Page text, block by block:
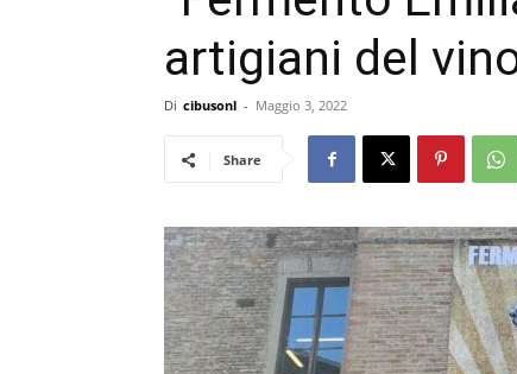
artigiani del
Di cibusonl - Maggio 3, 2022
Share